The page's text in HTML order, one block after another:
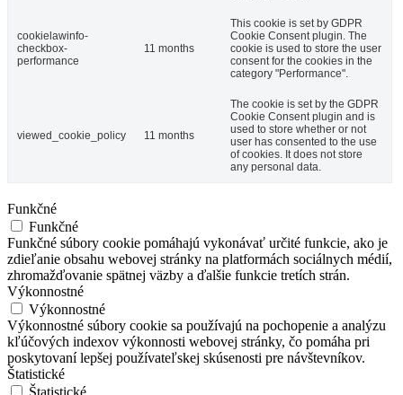
cookielawinfo-
checkbox-
performance
11 months
This cookie is set by GDPR
Cookie Consent plugin. The
cookie is used to store the user
consent for the cookies in the
category "Performance".
viewed_cookie_policy 11 months
The cookie is set by the GDPR
Cookie Consent plugin and is
used to store whether or not
user has consented to the use
of cookies. It does not store
any personal data.
Funkčné
Funkčné
Funkčné súbory cookie pomáhajú vykonávať určité funkcie, ako je
zdieľanie obsahu webovej stránky na platformách sociálnych médií,
zhromažďovanie spätnej väzby a ďalšie funkcie tretích strán.
Výkonnostné
Výkonnostné
Výkonnostné súbory cookie sa používajú na pochopenie a analýzu
kľúčových indexov výkonnosti webovej stránky, čo pomáha pri
poskytovaní lepšej používateľskej skúsenosti pre návštevníkov.
Štatistické
Štatistické